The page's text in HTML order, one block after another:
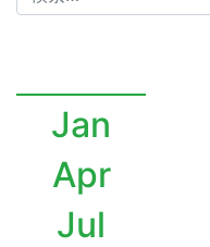
Jan
Apr
Jul